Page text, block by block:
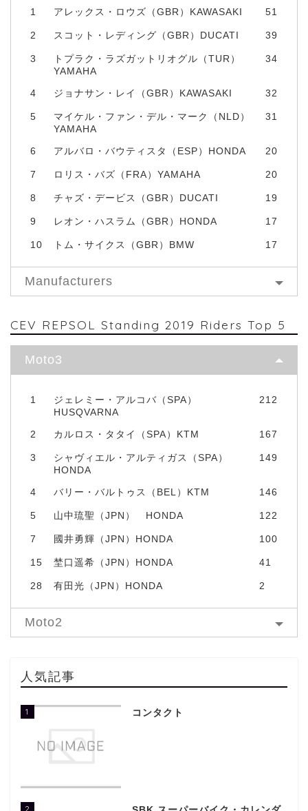
1 アレックス・ロウズ（GBR）KAWASAKI 51
2 スコット・レディング（GBR）DUCATI 39
3
トプラク・ラズガットリオグル（TUR）
YAMAHA
34
4 ジョナサン・レイ（GBR）KAWASAKI 32
5
マイケル・ファン・デル・マーク（NLD）
YAMAHA
31
6 アルバロ・バウティスタ（ESP）HONDA 20
7 ロリス・バズ（FRA）YAMAHA 20
8 チャズ・デービス（GBR）DUCATI 19
9 レオン・ハスラム（GBR）HONDA 17
10 トム・サイクス（GBR）BMW 17
Manufacturers
CEV REPSOL Standing 2019 Riders Top 5
Moto3
1
ジェレミー・アルコバ（SPA）
HUSQVARNA
212
2 カルロス・タタイ（SPA）KTM 167
3
シャヴィエル・アルティガス（SPA）
HONDA
149
4 バリー・バルトゥス（BEL）KTM 146
5 山中琉聖（JPN） HONDA 122
7 國井勇輝（JPN）HONDA 100
15 埜口遥希（JPN）HONDA 41
28 有田光（JPN）HONDA 2
Moto2
人気記事
1 コンタクト
2